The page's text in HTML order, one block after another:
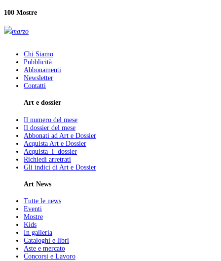
100 Mostre
marzo
Chi Siamo
Pubblicità
Abbonamenti
Newsletter
Contatti
Art e dossier
Il numero del mese
Il dossier del mese
Abbonati ad Art e Dossier
Acquista Art e Dossier
Acquista i dossier
Richiedi arretrati
Gli indici di Art e Dossier
Art News
Tutte le news
Eventi
Mostre
Kids
In galleria
Cataloghi e libri
Aste e mercato
Concorsi e Lavoro